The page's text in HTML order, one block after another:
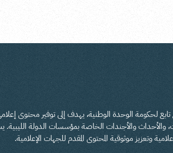
تابع لحكومة الوحدة الوطنية، يهدف إلى توفير محتوى
والأحداث والأجندات الخاصة بمؤسسات الدولة الليبية.
وتعزيز موثوقية المحتوى المقدم للجهات الإعلامية.